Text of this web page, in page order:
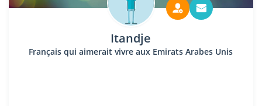
Itandje
Français qui aimerait vivre aux Emirats Arabes Unis